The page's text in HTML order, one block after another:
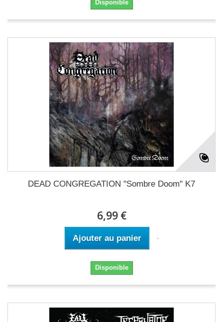
Disponible
DEAD CONGREGATION "Sombre Doom" K7
6,99 €
Ajouter au panier
Disponible